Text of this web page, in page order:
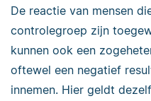
De reactie van mensen
controlegroep zijn
kunnen ook een
oftewel een negatief
innemen. Hier geldt